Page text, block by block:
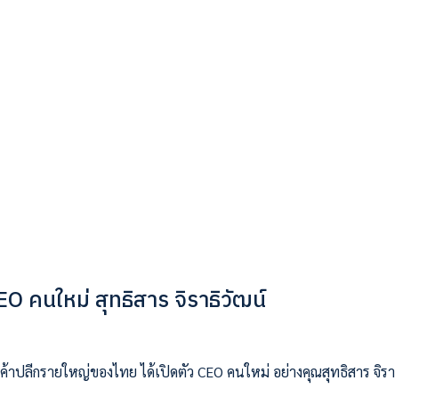
คนใหม่ สุทธิสาร จิราธิวัฒน์
ลีกรายใหญ่ของไทย ได้เปิดตัว CEO คนใหม่ อย่างคุณสุทธิสาร จิรา